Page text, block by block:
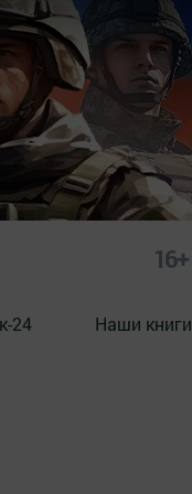
16+
24 Наши книги